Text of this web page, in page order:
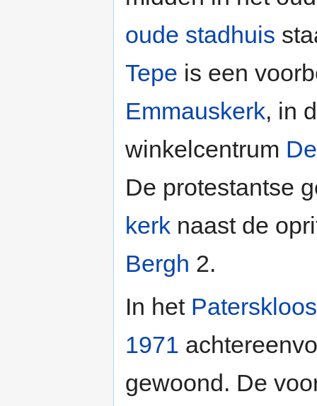
oude stadhuis
Tepe is een
Emmauskerk, in
winkelcentrum
De protestantse
kerk naast de
Bergh 2.
In het
1971
gewoond. De